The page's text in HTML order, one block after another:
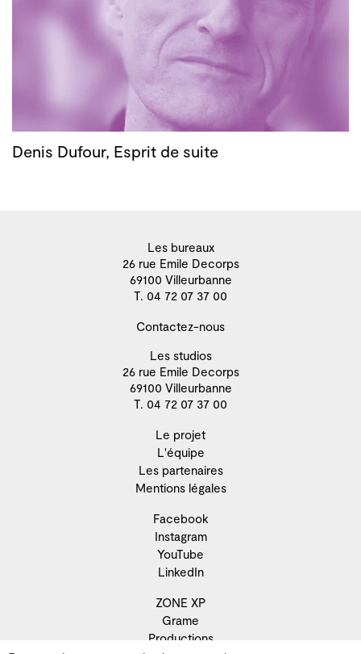
Denis Dufour, Esprit de suite
Les bureaux
26 rue Emile Decorps
69100 Villeurbanne
T. 04 72 07 37 00
Contactez-nous
Les studios
26 rue Emile Decorps
69100 Villeurbanne
T. 04 72 07 37 00
Le projet
L'équipe
Les partenaires
Mentions légales
Facebook
Instagram
YouTube
LinkedIn
ZONE XP
Grame
Productions